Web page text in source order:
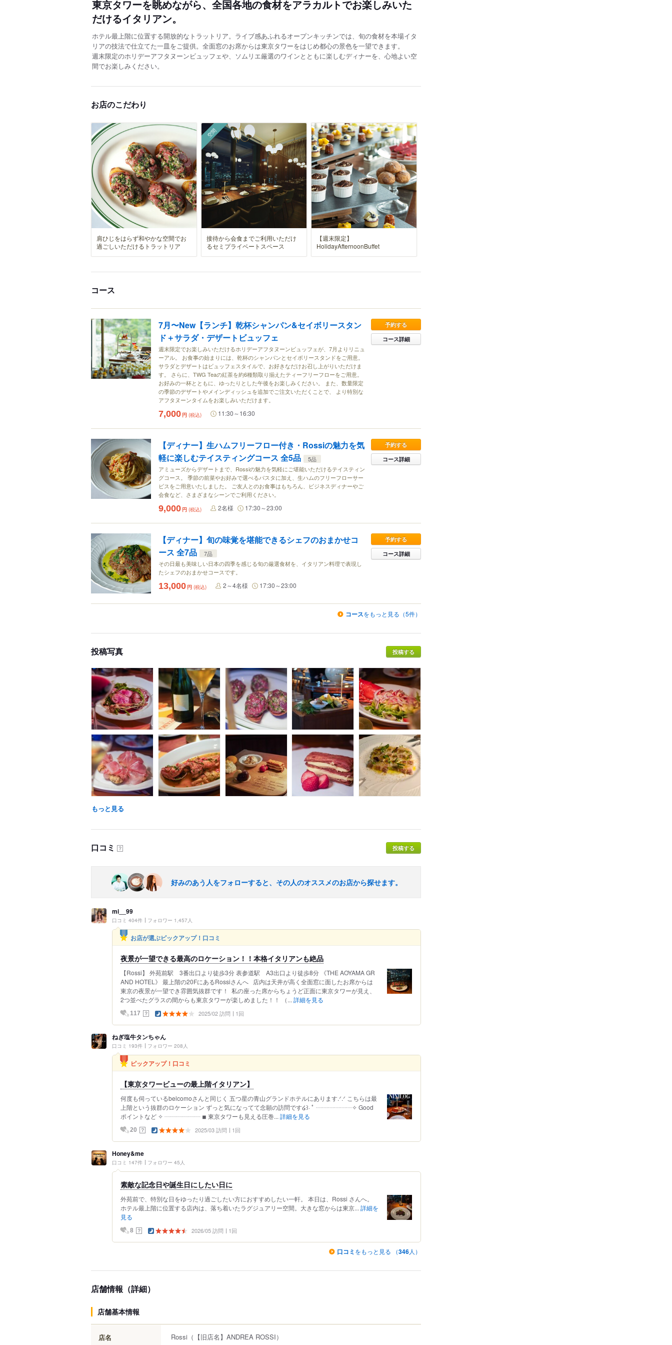
東京タワーを眺めながら、全国各地の食材をアラカルトでお楽しみいた
だけるイタリアン。
ホテル最上階に位置する開放的なトラットリア。ライブ感あふれるオープンキッチンでは、旬の食材を本場イタ
リアの技法で仕立てた一皿をご提供。全面窓のお席からは東京タワーをはじめ都心の景色を一望できます。
週末限定のホリデーアフタヌーンビュッフェや、ソムリエ厳選のワインとともに楽しむディナーを、心地よい空
間でお楽しみください。
お店のこだわり
肩ひじをはらず和やかな空間でお
過ごしいただけるトラットリア
空間
接待から会食までご利用いただけ
るセミプライベートスペース
【週末限定】
HolidayAfternoonBuffet
コース
7月〜New【ランチ】乾杯シャンパン&セイボリースタン
ド＋サラダ・デザートビュッフェ
週末限定でお楽しみいただけるホリデーアフタヌーンビュッフェが、7月よりリニュ
ーアル。 お食事の始まりには、乾杯のシャンパンとセイボリースタンドをご用意。
サラダとデザートはビュッフェスタイルで、お好きなだけお召し上がりいただけま
す。 さらに、TWG Teaの紅茶を約6種類取り揃えたティーフリーフローをご用意。
お好みの一杯とともに、ゆったりとした午後をお楽しみください。 また、数量限定
の季節のデザートやメインディッシュを追加でご注文いただくことで、 より特別な
アフタヌーンタイムをお楽しみいただけます。
予約する
コース詳細
7,000 円 (税込) 11:30～16:30
【ディナー】生ハムフリーフロー付き・Rossiの魅力を気
軽に楽しむテイスティングコース 全5品
5品
アミューズからデザートまで、Rossiの魅力を気軽にご堪能いただけるテイスティン
グコース。 季節の前菜やお好みで選べるパスタに加え、生ハムのフリーフローサー
ビスをご用意いたしました。 ご友人とのお食事はもちろん、ビジネスディナーやご
会食など、さまざまなシーンでご利用ください。
予約する
コース詳細
9,000 円 (税込) 2名様 17:30～23:00
【ディナー】旬の味覚を堪能できるシェフのおまかせコ
ース 全7品
7品
その日最も美味しい日本の四季を感じる旬の厳選食材を、イタリアン料理で表現し
たシェフのおまかせコースです。
予約する
コース詳細
13,000 円 (税込) 2～4名様 17:30～23:00
コースをもっと見る（5件）
投稿写真 投稿する
もっと見る
口コミ ？ 投稿する
好みのあう人をフォローすると、その人のオススメのお店から探せます。
mi__99
口コミ 404件 フォロワー 1,457人
お店が選ぶピックアップ！口コミ
夜景が一望できる最高のロケーション！！本格イタリアンも絶品
【Rossi】 外苑前駅 3番出口より徒歩3分 表参道駅 A3出口より徒歩8分 《THE AOYAMA GR
AND HOTEL》 最上階の20FにあるRossiさんへ ⁡ ⁡ 店内は天井が高く全面窓に面したお席からは
東京の夜景が一望でき雰囲気抜群です！ ⁡ 私の座った席からちょうど正面に東京タワーが見え、
2つ並べたグラスの間からも東京タワーが楽しめました！！ （... 詳細を見る
117 ？ 2025/02 訪問 1回
ねぎ塩牛タンちゃん
口コミ 193件 フォロワー 208人
ピックアップ！口コミ
【東京タワービューの最上階イタリアン】
何度も伺っているbelcomoさんと同じく 五つ星の青山グランドホテルにあります.ᐟ‪‪‪.ᐟ‪‪‪ こちらは最
上階という抜群のロケーション ずっと気になってて念願の訪問です໒꒱· ﾟ ┈┈┈┈┈┈✧︎ Good
ポイントなど ✧︎ ┈┈┈┈┈┈ ◾︎ 東京タワーも見える圧巻... 詳細を見る
20 ？ 2025/03 訪問 1回
Honey&me
口コミ 147件 フォロワー 45人
素敵な記念日や誕生日にしたい日に
外苑前で、特別な日をゆったり過ごしたい方におすすめしたい一軒。 本日は、Rossi さんへ。
ホテル最上階に位置する店内は、落ち着いたラグジュアリー空間。大きな窓からは東京... 詳細を
見る
8 ？ 2026/05 訪問 1回
口コミ をもっと見る （346人）
店舗情報（詳細）
店舗基本情報
店名 Rossi （【旧店名】ANDREA ROSSI）